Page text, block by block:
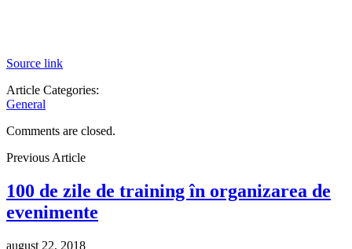
Source link
Article Categories:
General
Comments are closed.
Previous Article
100 de zile de training în organizarea de
evenimente
august 22, 2018